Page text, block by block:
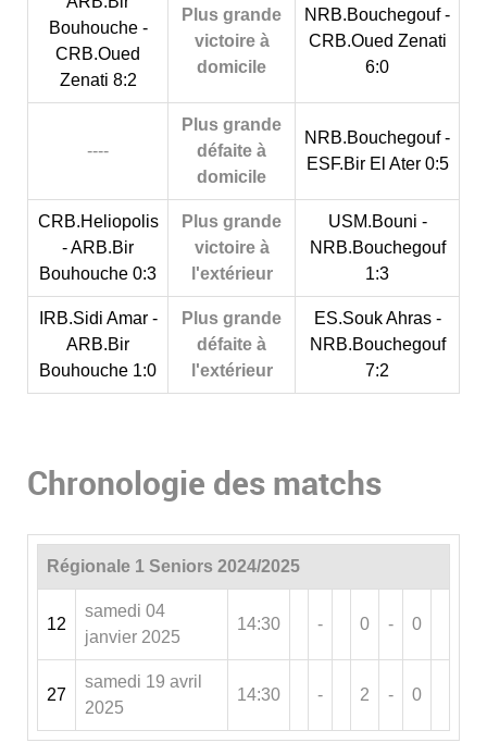
Bouhouche -
CRB.Oued
Zenati 8:2
Plus grande
victoire à
domicile
NRB.Bouchegouf -
CRB.Oued Zenati
6:0
----
Plus grande
défaite à
domicile
NRB.Bouchegouf -
ESF.Bir El Ater 0:5
CRB.Heliopolis
- ARB.Bir
Bouhouche 0:3
Plus grande
victoire à
l'extérieur
USM.Bouni -
NRB.Bouchegouf
1:3
IRB.Sidi Amar -
ARB.Bir
Bouhouche 1:0
Plus grande
défaite à
l'extérieur
ES.Souk Ahras -
NRB.Bouchegouf
7:2
Chronologie des matchs
Régionale 1 Seniors 2024/2025
12
samedi 04
janvier 2025
14:30 - 0 - 0
27
samedi 19 avril
2025
14:30 - 2 - 0